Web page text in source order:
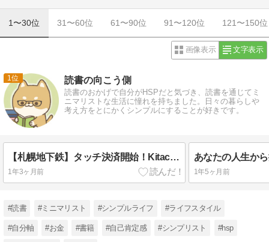
1〜30位 31〜60位 61〜90位 91〜120位 121〜150位
画像表示 文字表示
1 読書の向こう側
読書のおかげで自分がHSPだと気づき、読書を通じてミ
ニマリストな生活に憧れを持ちました。日々の暮らしや
考え方をとにかくシンプルにすることが好きです。
【札幌地下鉄】タッチ決済開始！Kitacaと比較＆使ってみた正直レビュー
1年3ヶ月前 1年5ヶ月前
#読書 #ミニマリスト #シンプルライフ #ライフスタイル
#自分軸 #お金 #書籍 #自己肯定感 #シンプリスト #hsp